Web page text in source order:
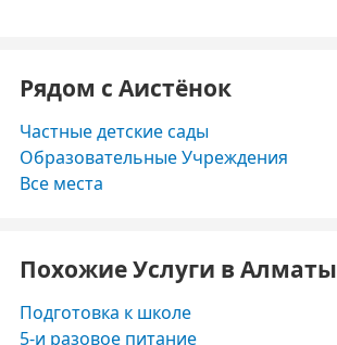
Рядом с Аистёнок
Частные детские сады
Образовательные Учреждения
Все места
Похожие Услуги в Алматы
Подготовка к школе
5-и разовое питание